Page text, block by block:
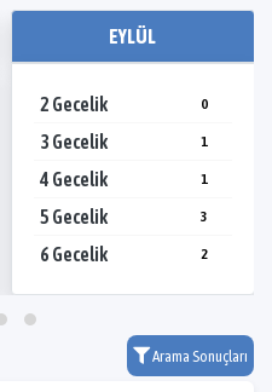
EYLÜL
2 Gecelik 0
3 Gecelik 1
4 Gecelik 1
5 Gecelik 3
6 Gecelik 2
Arama Sonuçları